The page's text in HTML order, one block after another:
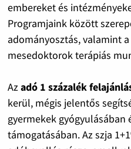
embereket és
Programjaink között
adományosztás, valamint
mesedoktorok terápiás
Azadó 1 százalék
kerül, mégis jelentős
gyermekek gyógyulásában
támogatásában. Az szja